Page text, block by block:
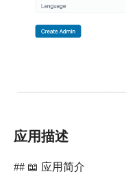
应用描述
## 📖 应用简介